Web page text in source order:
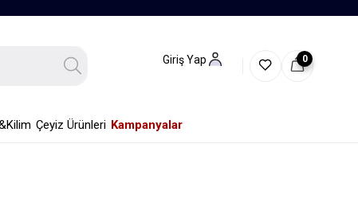
Giriş Yap 0
Çeyiz Ürünleri Kampanyalar